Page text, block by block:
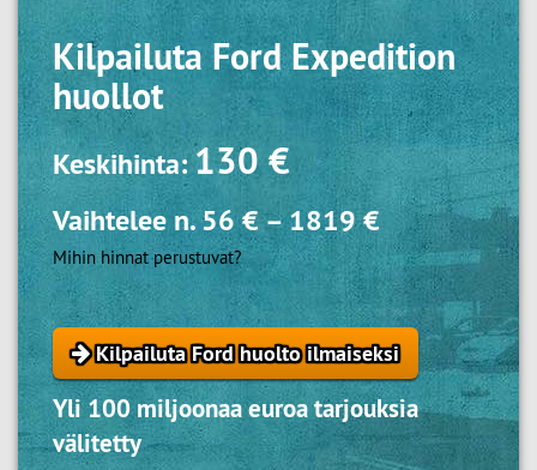
KilpailutaFord Expedition
huollot
Keskihinta:130 €
Vaihtelee n.56 €–1819 €
Mihin hinnat perustuvat?
Kilpailuta Ford huolto ilmaiseksi
Yli 100 miljoonaa euroa tarjouksia
välitetty